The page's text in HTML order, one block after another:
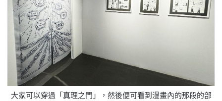
大家可以穿過「真理之門」，然後便可看到漫畫內的那段的部